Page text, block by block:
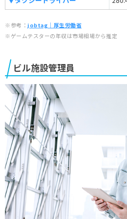
※参考： jobtag｜厚生労働省
※ゲームテスターの年収は市場相場から推定
ビル施設管理員